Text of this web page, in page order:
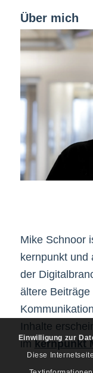
Über mich
Mike Schnoor
kernpunkt und
der
ältere
Inhalte
imkernpunkt
Einwilligung zur
Diese